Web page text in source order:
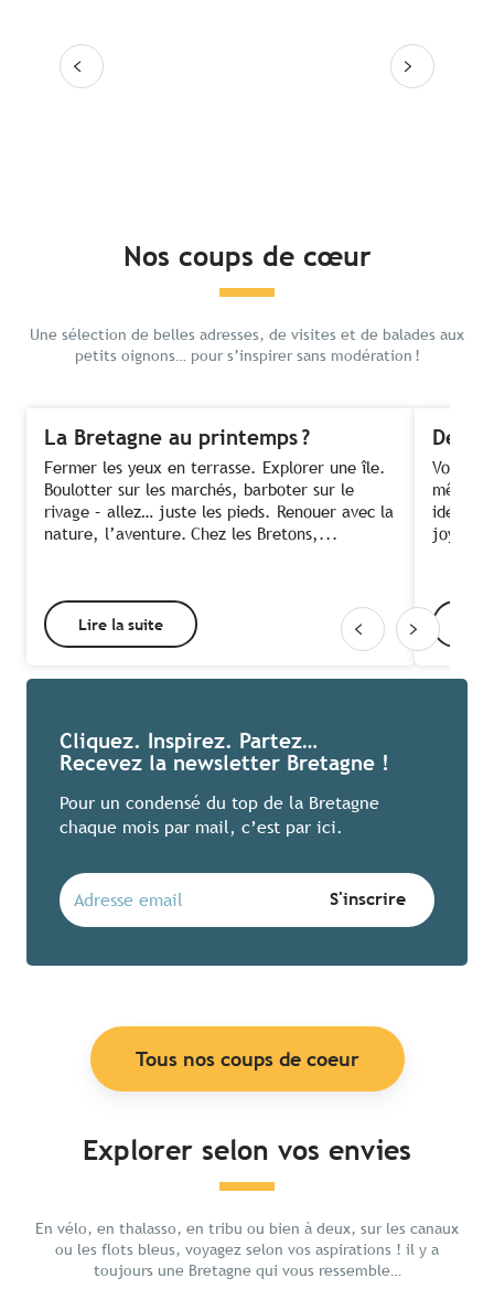
Lire la suite
Nos coups de cœur
Une sélection de belles adresses, de visites et de balades aux
petits oignons… pour s’inspirer sans modération !
La Bretagne au printemps ?
Fermer les yeux en terrasse. Explorer une île.
Boulotter sur les marchés, barboter sur le
rivage – allez… juste les pieds. Renouer avec la
nature, l’aventure. Chez les Bretons,...
Lire la suite
Des
Voir
même
idée !
Cliquez. Inspirez. Partez…
Recevez la newsletter Bretagne !
Pour un condensé du top de la Bretagne
chaque mois par mail, c’est par ici.
Tous nos coups de coeur
Explorer selon vos envies
En vélo, en thalasso, en tribu ou bien à deux, sur les canaux
ou les flots bleus, voyagez selon vos aspirations ! il y a
toujours une Bretagne qui vous ressemble…
Chill en Bretagne